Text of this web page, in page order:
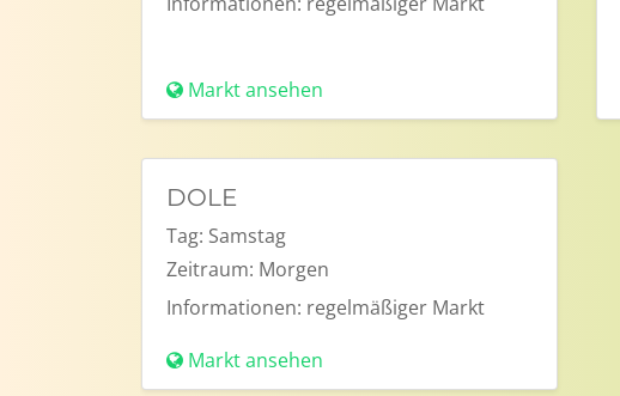
Markt ansehen
DOLE
Tag: Samstag
Zeitraum: Morgen
Informationen: regelmäßiger Markt
Markt ansehen